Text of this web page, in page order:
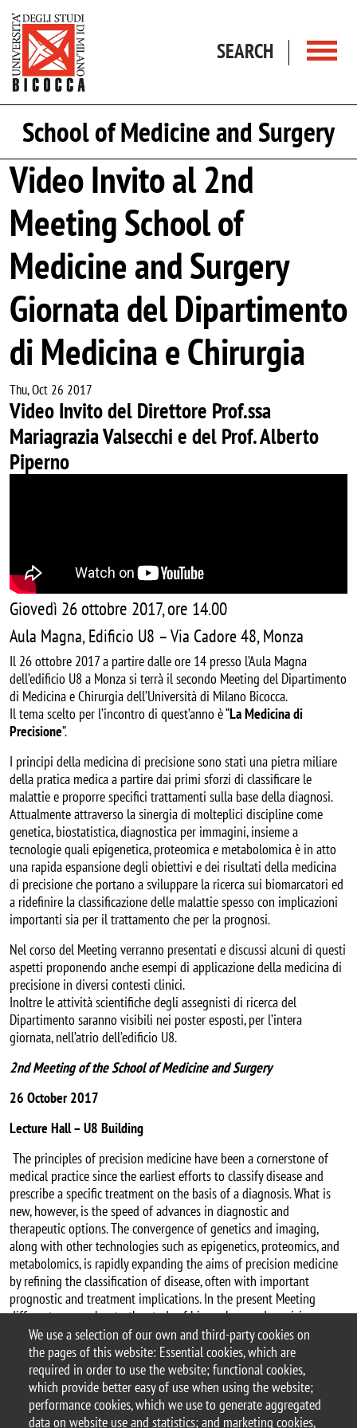
We use a selection of our own and third-party cookies on
the pages of this website: Essential cookies, which are
required in order to use the website; functional cookies,
which provide better easy of use when using the website;
performance cookies, which we use to generate aggregated
data on website use and statistics; and marketing cookies,
SEARCH
School of Medicine and Surgery
Video Invito al 2nd
Meeting School of
Medicine and Surgery
Giornata del Dipartimento
di Medicina e Chirurgia
Thu, Oct 26 2017
Video Invito del Direttore Prof.ssa
Mariagrazia Valsecchi e del Prof. Alberto
Piperno
Giovedì 26 ottobre 2017, ore 14.00
Aula Magna, Edificio U8 – Via Cadore 48, Monza
Il 26 ottobre 2017 a partire dalle ore 14 presso l’Aula Magna
dell’edificio U8 a Monza si terrà il secondo Meeting del Dipartimento
di Medicina e Chirurgia dell’Università di Milano Bicocca.
Il tema scelto per l’incontro di quest’anno è “La Medicina di
Precisione”.
I principi della medicina di precisione sono stati una pietra miliare
della pratica medica a partire dai primi sforzi di classificare le
malattie e proporre specifici trattamenti sulla base della diagnosi.
Attualmente attraverso la sinergia di molteplici discipline come
genetica, biostatistica, diagnostica per immagini, insieme a
tecnologie quali epigenetica, proteomica e metabolomica è in atto
una rapida espansione degli obiettivi e dei risultati della medicina
di precisione che portano a sviluppare la ricerca sui biomarcatori ed
a ridefinire la classificazione delle malattie spesso con implicazioni
importanti sia per il trattamento che per la prognosi.
Nel corso del Meeting verranno presentati e discussi alcuni di questi
aspetti proponendo anche esempi di applicazione della medicina di
precisione in diversi contesti clinici.
Inoltre le attività scientifiche degli assegnisti di ricerca del
Dipartimento saranno visibili nei poster esposti, per l’intera
giornata, nell’atrio dell’edificio U8.
2nd Meeting of the School of Medicine and Surgery
26 October 2017
Lecture Hall – U8 Building
The principles of precision medicine have been a cornerstone of
medical practice since the earliest efforts to classify disease and
prescribe a specific treatment on the basis of a diagnosis. What is
new, however, is the speed of advances in diagnostic and
therapeutic options. The convergence of genetics and imaging,
along with other technologies such as epigenetics, proteomics, and
metabolomics, is rapidly expanding the aims of precision medicine
by refining the classification of disease, often with important
prognostic and treatment implications. In the present Meeting
different approaches to the study of biomarkers and precision
medicine together with examples of application in various clinical
settings will be presented.